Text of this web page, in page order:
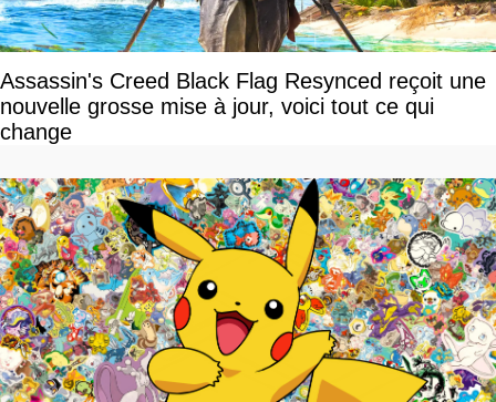
Assassin's Creed Black Flag Resynced reçoit une
nouvelle grosse mise à jour, voici tout ce qui
change